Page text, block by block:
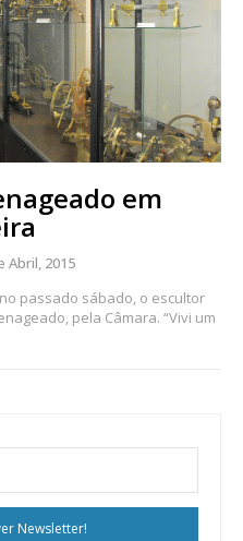
em
Abril, 2015
passado sábado, o escultor
pela Câmara. “Vivi um
Newsletter!